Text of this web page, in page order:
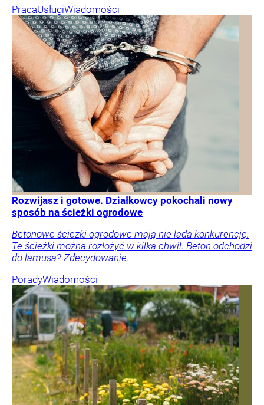
PracaUsługiWiadomości
Rozwijasz i gotowe. Działkowcy pokochali nowy
sposób na ścieżki ogrodowe
Betonowe ścieżki ogrodowe mają nie lada konkurencję.
Te ścieżki można rozłożyć w kilka chwil. Beton odchodzi
do lamusa? Zdecydowanie.
PoradyWiadomości